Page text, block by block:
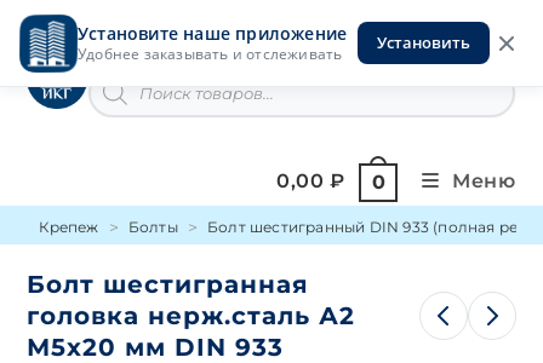
Установите наше приложение
Удобнее заказывать и отслеживать
Установить
Перейти
содержимомуИнструменты на Горской
товаров
0,00₽ 0 Меню
Крепеж Болты Болт шестигранный DIN 933 (полная
Болт шестигранная
головка нерж.сталь А2
М5х20 мм DIN 933